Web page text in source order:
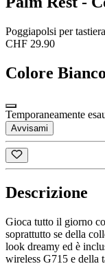
Poggiapolsi per tastiera
CHF 29.90
Colore Bianco
Temporaneamente
Avvisami
Descrizione
Gioca tutto il giorno
soprattutto se della
look dreamy ed è
wireless G715 e della